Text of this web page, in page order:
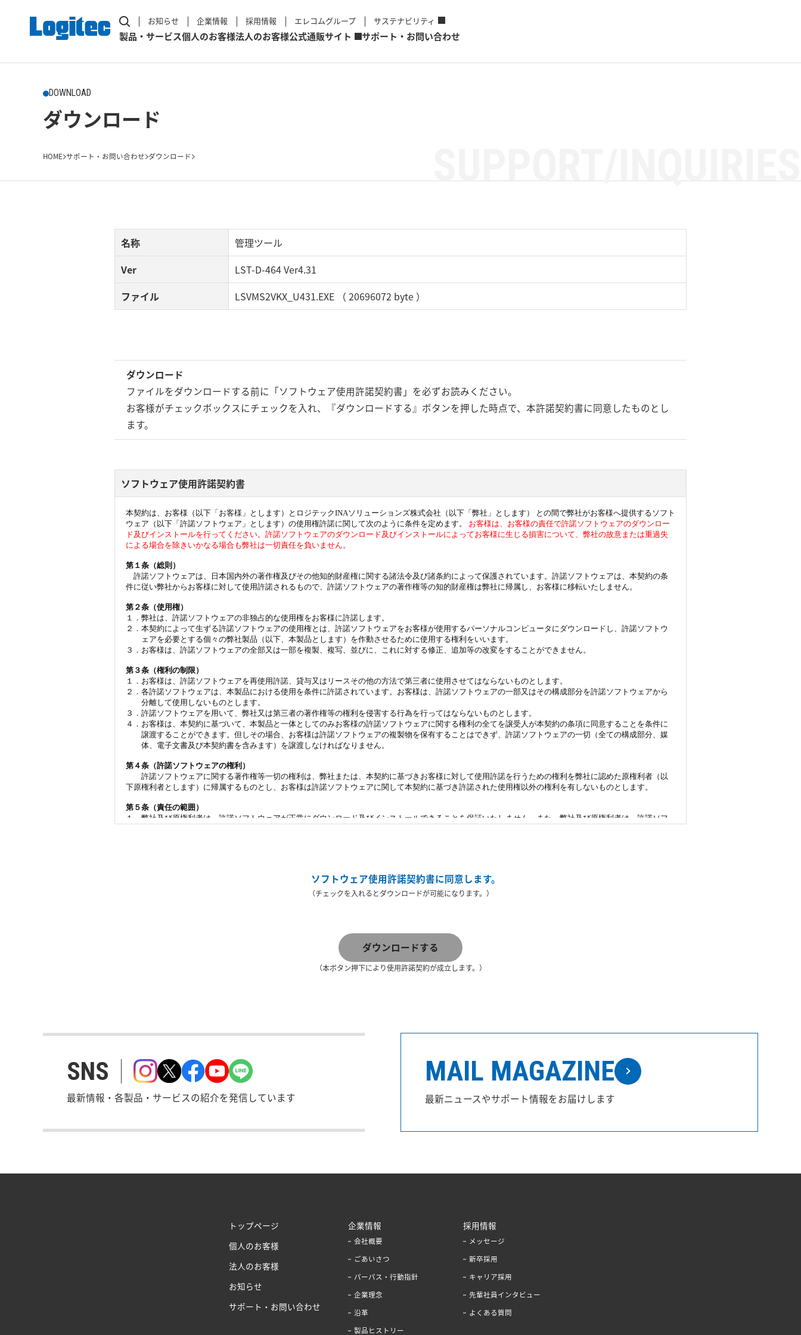
お知らせ 企業情報 採用情報 エレコムグループ サステナビリティ
製品・サービス個人のお客様法人のお客様公式通販サイト サポート・お問い合わせ
DOWNLOAD
ダウンロード
HOME サポート・お問い合わせ ダウンロード
名称
管理ツール
Ver
LST-D-464 Ver4.31
ファイル
LSVMS2VKX_U431.EXE （ 20696072 byte ）
ダウンロード
ファイルをダウンロードする前に「ソフトウェア使用許諾契約書」を必ずお読みください。
お客様がチェックボックスにチェックを入れ、『ダウンロードする』ボタンを押した時点で、本許諾契約書に同意したものとし
ます。
ソフトウェア使用許諾契約書
ソフトウェア使用許諾契約書に同意します。
（チェックを入れるとダウンロードが可能になります。）
ダウンロードする
（本ボタン押下により使用許諾契約が成立します。）
SNS
最新情報・各製品・サービスの紹介を発信しています
MAIL MAGAZINE
最新ニュースやサポート情報をお届けします
トップページ
個人のお客様
法人のお客様
お知らせ
サポート・お問い合わせ
企業情報
会社概要
ごあいさつ
パーパス・行動指針
企業理念
沿革
製品ヒストリー
採用情報
メッセージ
新卒採用
キャリア採用
先輩社員インタビュー
よくある質問